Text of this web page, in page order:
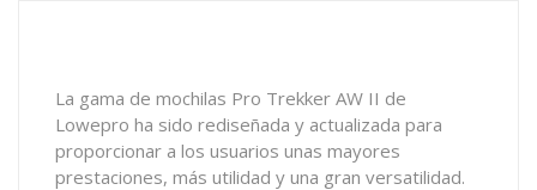
La gama de mochilas Pro Trekker AW II de
Lowepro ha sido rediseñada y actualizada para
proporcionar a los usuarios unas mayores
prestaciones, más utilidad y una gran versatilidad.